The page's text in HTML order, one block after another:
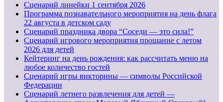
Cценарий линейки 1 сентября 2026
Программа познавательного мероприятия на день флага
22 августа в детском саду
Сценарий праздника двора “Соседи — это сила!”
Сценарий игрового мероприятия прощание с летом
2026 для детей
Кейтеринг на день рождения: как рассчитать меню на
любое количество гостей
Сценарий игры викторины — символы Российской
Федерации
Сценарий летнего развлечения для детей —